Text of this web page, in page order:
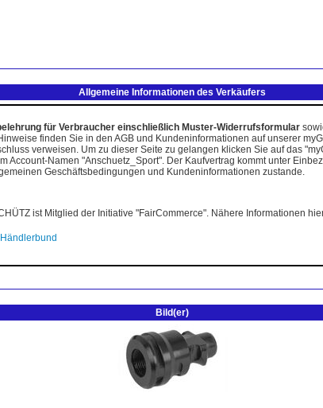
Allgemeine Informationen des Verkäufers
Bild(er)